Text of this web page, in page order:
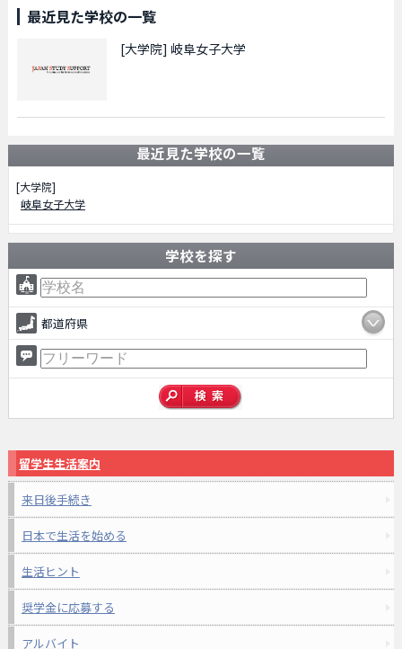
最近見た学校の一覧
[大学院] 岐阜女子大学
最近見た学校の一覧
[大学院]
岐阜女子大学
学校を探す
都道府県
留学生生活案内
来日後手続き
日本で生活を始める
生活ヒント
奨学金に応募する
アルバイト